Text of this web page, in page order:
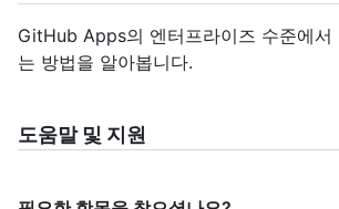
GitHub Apps의 엔터프라이즈 수준에서
는 방법을 알아봅니다.
도움말 및 지원